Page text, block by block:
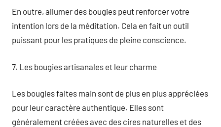
En outre, allumer des bougies peut renforcer votre
intention lors de la méditation. Cela en fait un outil
puissant pour les pratiques de pleine conscience.
7. Les bougies artisanales et leur charme
Les bougies faites main sont de plus en plus appréciées
pour leur caractère authentique. Elles sont
généralement créées avec des cires naturelles et des